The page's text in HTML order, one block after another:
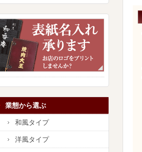
業態から選ぶ
和風タイプ
洋風タイプ